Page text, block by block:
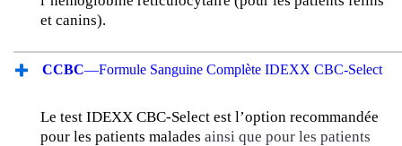
et canins).
CCBC—Formule Sanguine Complète IDEXX CBC-Select
Le test IDEXX CBC-Select est l’option recommandée
pour les patients malades ainsi que pour les patients